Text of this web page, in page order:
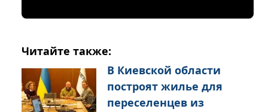
Читайте также:
В Киевской области
построят жилье для
переселенцев из